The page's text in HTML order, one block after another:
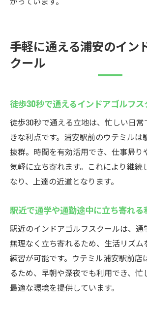
手軽に通える浦安のイン
クール
徒歩30秒で通えるインドアゴルフ
徒歩30秒で通える立地は、忙しい日
きな利点です。浦安駅前のウテミルは
抜群。時間を有効活用でき、仕事帰り
気軽に立ち寄れます。これにより継続
なり、上達の近道となります。
駅近で通学や通勤途中に立ち寄れる
駅近のインドアゴルフスクールは、通
無理なく立ち寄れるため、生活リズム
練習が可能です。ウテミル浦安駅前店
るため、早朝や深夜でも利用でき、忙
最適な環境を提供しています。